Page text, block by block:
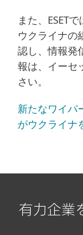
また、ESET
ウクライナの
認し、情報発
報は、イーセ
さい。
新たなワイパ
がウクライナ
有力企業